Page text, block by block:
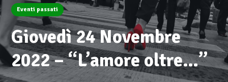
Eventi passati
Giovedì 24 Novembre
2022 – “L’amore oltre…”